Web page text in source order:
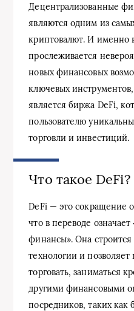
Децентрализованные
являются одним из
криптовалют. И именно
прослеживается
новых финансовых
ключевых
является биржа DeFi,
пользователю
торговли и инвестиций.
Что такое DeFi?
DeFi — это сокращение
что в переводе
финансы». Она
технологии и
торговать, заниматься
другими финансовыми
посредников, таких как